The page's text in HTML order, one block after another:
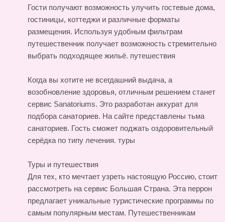
Гости получают возможность улучить гостевые дома,
гостиницы, коттеджи и различные форматы
размещения. Используя удобным фильтрам
путешественник получает возможность стремительно
выбрать подходящее жильё. путешествия
Когда вы хотите не всегдашний выдача, а
возобновление здоровья, отличным решением станет
сервис Sanatoriums. Это разработан аккурат для
подбора санаториев. На сайте представлены тьма
санаториев. Гость сможет поджать оздоровительный
серёдка по типу лечения. туры
Туры и путешествия
Для тех, кто мечтает узреть настоящую Россию, стоит
рассмотреть на сервис Большая Страна. Эта перрон
предлагает уникальные туристические программы по
самым популярным местам. Путешественникам